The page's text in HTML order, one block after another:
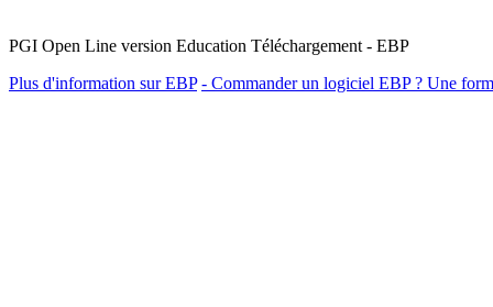
PGI Open Line version Education Téléchargement - EBP
Plus d'information sur EBP - Commander un logiciel EBP ? Une